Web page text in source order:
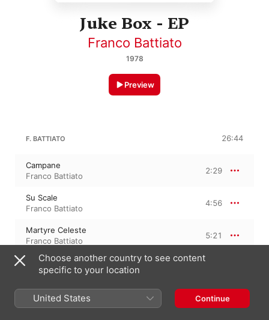
Juke Box - EP
Franco Battiato
1978
Preview
F. BATTIATO 26:44
Campane
Franco Battiato
2:29
Su Scale
Franco Battiato
4:56
Martyre Celeste
Franco Battiato
5:21
Hiver
Franco Battiato
Agnus
Franco Battiato
4:22
Choose another country to see content
specific to your location
United States Continue